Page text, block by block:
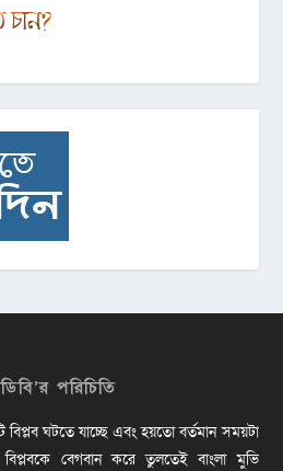
পরিচিতি
বিপ্লব ঘটতে যাচ্ছে এবং হয়তো বর্তমান সময়টা
বেগবান করে তুলতেই বাংলা মুভি